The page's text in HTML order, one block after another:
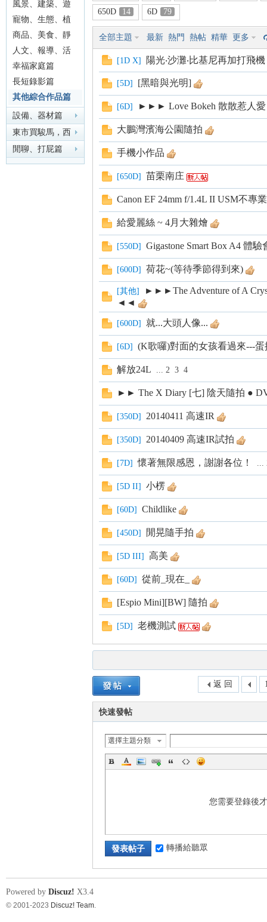
風景、建築、遊
記篇
寵物、生態、植
物篇
商品、美食、靜
物篇
人文、報導、活
動篇
幸福家庭篇
長短錄影篇
其他綜合作品篇
設備、器材篇
東市買駿馬，西
市買鞍韉，南市
買轡
閒聊、打屁篇
650D 14 6D 79
全部主題 最新 熱門 熱帖 精華 更多
[1D X] 陽光‧沙灘‧比基尼再加打飛機
[5D] [黑暗與光明]
[6D] ►►► Love Bokeh 散散惹人
大鵬灣濱海公園隨拍
手機小作品
[650D] 苗栗南庄
Canon EF 24mm f/1.4L II USM不專
給愛麗絲 ~ 4月大雜燴
[550D] Gigastone Smart Box A4 體驗
[600D] 荷花~(等待季節得到來)
[其他]
►►►The Adventure of A
◄◄
[600D] 就...大頭人像...
[6D] (K歌囉)對面的女孩看過來---蛋
解放24L ... 2 3 4
►► The X Diary [七] 陰天隨拍 ●
[350D] 20140411 高速IR
[350D] 20140409 高速IR試拍
[7D] 懷著無限感恩，謝謝各位！ ...
[5D II] 小楞
[60D] Childlike
[450D] 閒晃隨手拍
[5D III] 高美
[60D] 從前_現在_
[Espio Mini][BW] 隨拍
[5D] 老機測試
返 回
快速發帖
選擇主題分類
您需要登錄後
發表帖子 轉播給聽眾
Powered by Discuz! X3.4
© 2001-2023 Discuz! Team.